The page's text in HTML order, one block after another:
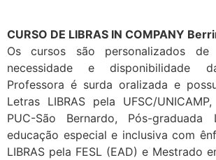
CURSO DE LIBRAS IN COMPANY
Os cursos são personalizados
necessidade e disponibilidade
Professora é surda oralizada e
Letras LIBRAS pela UFSC/
PUC-São Bernardo, Pós-
educação especial e inclusiva com
LIBRAS pela FESL (EAD) e Mestrado